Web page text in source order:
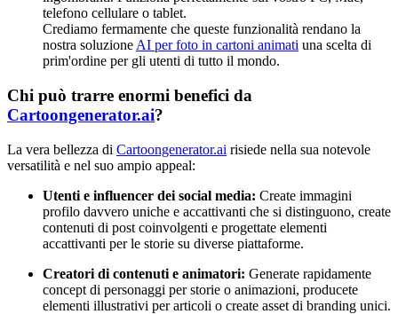
telefono cellulare o tablet.
Crediamo fermamente che queste funzionalità rendano la
nostra soluzione AI per foto in cartoni animati una scelta di
prim'ordine per gli utenti di tutto il mondo.
Chi può trarre enormi benefici da
Cartoongenerator.ai?
La vera bellezza di Cartoongenerator.ai risiede nella sua notevole
versatilità e nel suo ampio appeal:
Utenti e influencer dei social media: Create immagini
profilo davvero uniche e accattivanti che si distinguono, create
contenuti di post coinvolgenti e progettate elementi
accattivanti per le storie su diverse piattaforme.
Creatori di contenuti e animatori: Generate rapidamente
concept di personaggi per storie o animazioni, producete
elementi illustrativi per articoli o create asset di branding unici.